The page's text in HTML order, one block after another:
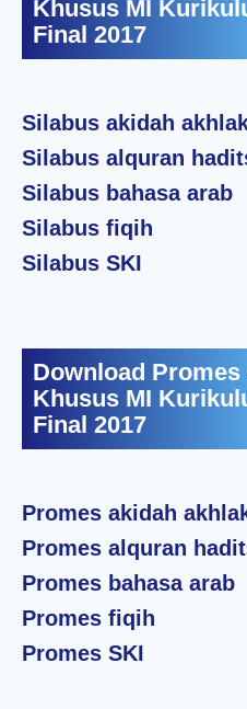
Khusus MI
Final 2017
Silabus akidah
Silabus alquran
Silabus bahasa arab
Silabus fiqih
Silabus SKI
Download Promes
Khusus MI
Final 2017
Promes akidah
Promes alquran
Promes bahasa arab
Promes fiqih
Promes SKI